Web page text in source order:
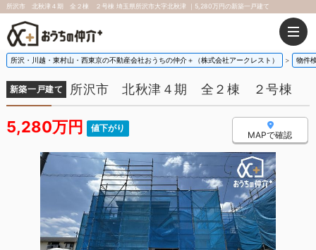
所沢市 北秋津４期 全２棟 ２号棟 埼玉県所沢市大字北秋津 ｜5,280万円の新築一戸建て
所沢・川越・東村山・西東京の不動産会社おうちの仲介＋（株式会社アークレスト） 物件
新築一戸建て 所沢市 北秋津４期 全２棟 ２号棟
5,280万円 値下がり
MAPで確認